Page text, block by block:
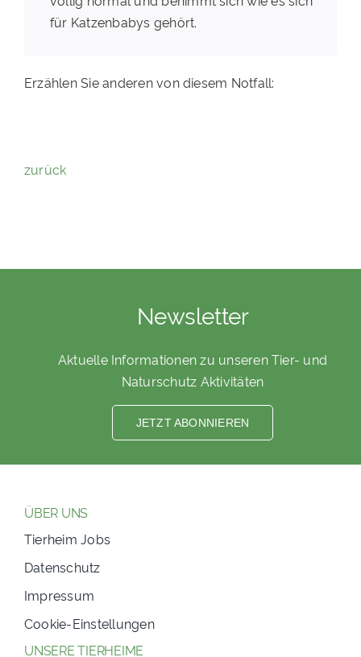
für Katzenbabys gehört.
Erzählen Sie anderen von diesem Notfall:
zurück
Newsletter
Aktuelle Informationen zu unseren Tier- und
Naturschutz Aktivitäten
JETZT ABONNIEREN
ÜBER UNS
Tierheim Jobs
Datenschutz
Impressum
Cookie-Einstellungen
UNSERE TIERHEIME